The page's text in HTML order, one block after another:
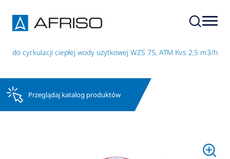
do cyrkulacji ciepłej wody użytkowej WZS 75, ATM Kvs 2,5 m3/h
Przeglądaj katalog produktów